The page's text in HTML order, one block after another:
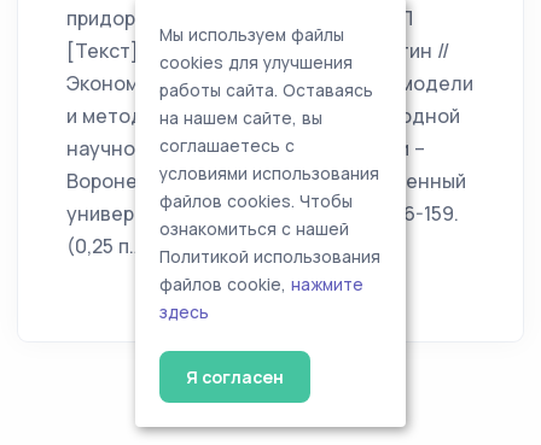
придорожных полос в условиях ГЧП
[Текст] / М.А. Шибаева, А.Г. Палагутин //
Экономическое прогнозирование: модели
и методы: Материалы V Международной
научно-практической конференции –
Воронеж: Воронежский государственный
университет, часть I. – 2009. – С. 156-159.
(0,25 п.л., доля автора – 0,15 п.л.)
Мы используем файлы
cookies для улучшения
работы сайта. Оставаясь
на нашем сайте, вы
соглашаетесь с
условиями использования
файлов cookies. Чтобы
ознакомиться с нашей
Политикой использования
файлов cookie, нажмите
здесь
Я согласен